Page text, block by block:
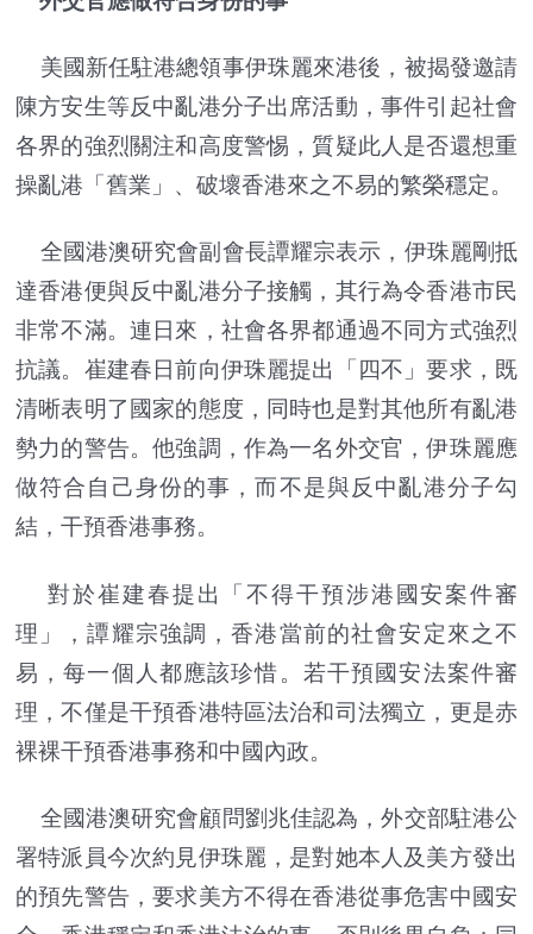
美國新任駐港總領事伊珠麗來港後，被揭發邀請
陳方安生等反中亂港分子出席活動，事件引起社會
各界的強烈關注和高度警惕，質疑此人是否還想重
操亂港「舊業」、破壞香港來之不易的繁榮穩定。
全國港澳研究會副會長譚耀宗表示，伊珠麗剛抵
達香港便與反中亂港分子接觸，其行為令香港市民
非常不滿。連日來，社會各界都通過不同方式強烈
抗議。崔建春日前向伊珠麗提出「四不」要求，既
清晰表明了國家的態度，同時也是對其他所有亂港
勢力的警告。他強調，作為一名外交官，伊珠麗應
做符合自己身份的事，而不是與反中亂港分子勾
結，干預香港事務。
對於崔建春提出「不得干預涉港國安案件審
理」，譚耀宗強調，香港當前的社會安定來之不
易，每一個人都應該珍惜。若干預國安法案件審
理，不僅是干預香港特區法治和司法獨立，更是赤
裸裸干預香港事務和中國內政。
全國港澳研究會顧問劉兆佳認為，外交部駐港公
署特派員今次約見伊珠麗，是對她本人及美方發出
的預先警告，要求美方不得在香港從事危害中國安